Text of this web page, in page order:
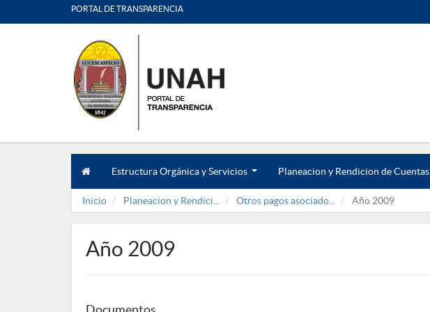
PORTAL DE TRANSPARENCIA
Estructura Orgánica y Servicios
.
.
Planeacion y Rendicion de Cuentas
Inicio Planeacion y Rendici... Otros pagos asociado... Año 2009
Año 2009